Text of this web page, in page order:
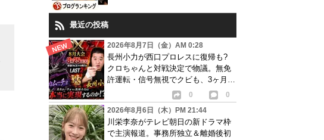
最近の投稿
2026年8月7日（金）AM 0:28
長州小力が西口プロレスに復帰も?
クロちゃんと対戦決定で物議。無免
許運転・信号無視でクビも、3ヶ月で
0
0
2026年8月6日（木）PM 21:44
川栄李奈がテレビ朝日の新ドラマ枠
で主演報道。事務所独立＆離婚後初